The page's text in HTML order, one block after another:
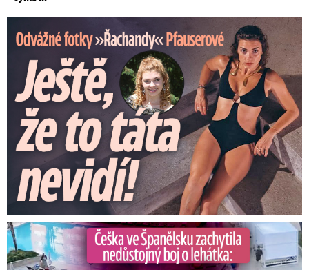
Odvážné fotky Denisy Pfauserové: Ještě, že to táta nevidí
Češka ve Španělsku natočila nedůstojný boj o lehátka